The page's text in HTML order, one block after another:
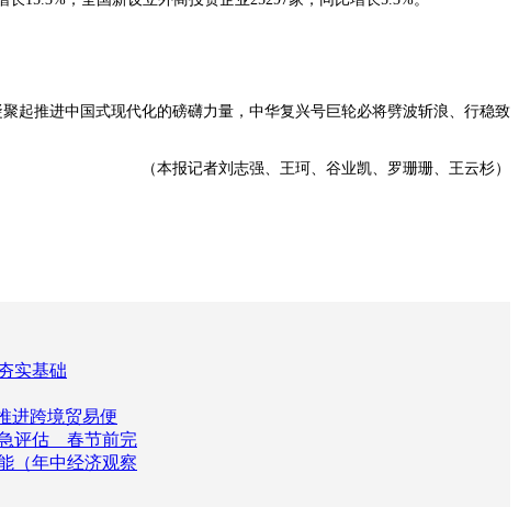
推进中国式现代化的磅礴力量，中华复兴号巨轮必将劈波斩浪、行稳致
（本报记者刘志强、王珂、谷业凯、罗珊珊、王云杉）
实基础
进跨境贸易便
评估 春节前完
（年中经济观察